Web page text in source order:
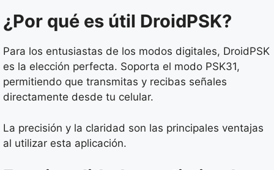
¿Por qué es útil DroidPSK?
Para los entusiastas de los modos digitales, DroidPSK
es la elección perfecta. Soporta el modo PSK31,
permitiendo que transmitas y recibas señales
directamente desde tu celular.
La precisión y la claridad son las principales ventajas
al utilizar esta aplicación.